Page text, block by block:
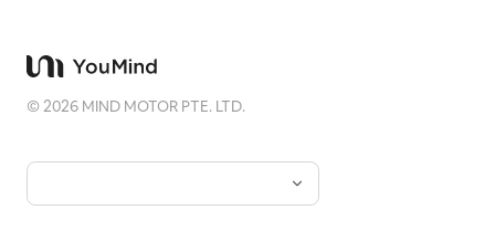
©2026 MIND MOTOR PTE. LTD.